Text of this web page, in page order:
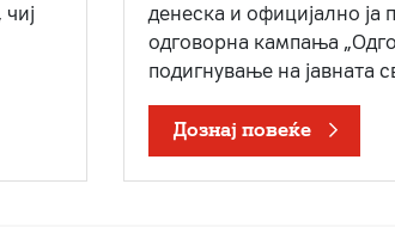
денеска и официјално ја
одговорна кампања
подигнување на јавната
Дознај повеќе